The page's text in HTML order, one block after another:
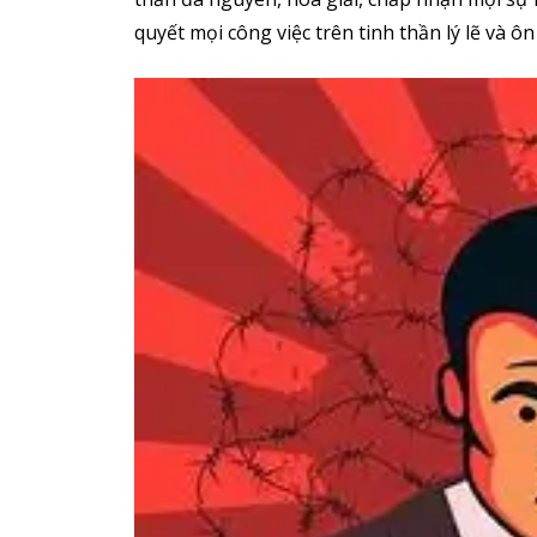
quyết mọi công việc trên tinh thần lý lẽ và